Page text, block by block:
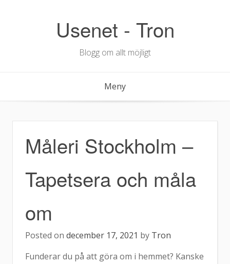
Usenet - Tron
Blogg om allt möjligt
Meny
Måleri Stockholm –
Tapetsera och måla
om
Posted on december 17, 2021 by Tron
Funderar du på att göra om i hemmet? Kanske